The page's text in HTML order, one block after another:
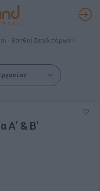
- Βοηθοί Σερβιτόρων
Α' & Β'